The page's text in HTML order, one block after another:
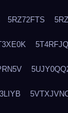
5RZ72FTS